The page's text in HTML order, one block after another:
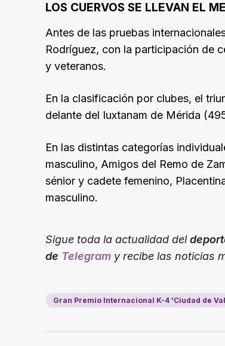
LOS CUERVOS SE LLEVAN EL
Antes de las pruebas
Rodríguez, con la participación de
y veteranos.
En la clasificación por clubes, el
delante del Iuxtanam de Mérida
En las distintas categorías
masculino, Amigos del Remo de
sénior y cadete femenino,
masculino.
Sigue toda la actualidad del
de Telegram y recibe las noticias
Gran Premio Internacional K-4 'Ciudad de